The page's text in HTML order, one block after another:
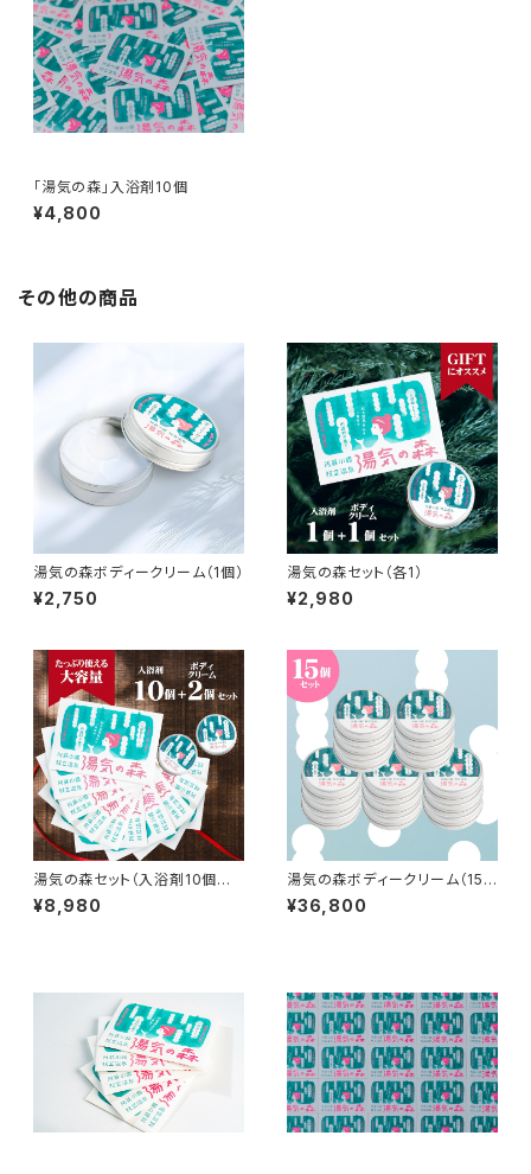
「湯気の森」入浴剤10個
¥4,800
その他の商品
湯気の森ボディークリーム（1個）
¥2,750
湯気の森セット（各1）
¥2,980
湯気の森セット（入浴剤10個＋
ボディークリーム2個）
¥8,980
湯気の森ボディークリーム（15
個）
¥36,800